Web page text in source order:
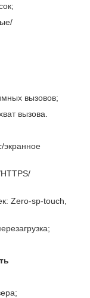
вызовов;
вызова.
экранное
Zero-sp-touch,